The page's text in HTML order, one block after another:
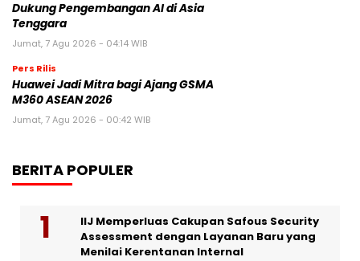
Dukung Pengembangan AI di Asia
Tenggara
Jumat, 7 Agu 2026 - 04:14 WIB
Pers Rilis
Huawei Jadi Mitra bagi Ajang GSMA
M360 ASEAN 2026
Jumat, 7 Agu 2026 - 00:42 WIB
BERITA POPULER
IIJ Memperluas Cakupan Safous Security
Assessment dengan Layanan Baru yang
Menilai Kerentanan Internal